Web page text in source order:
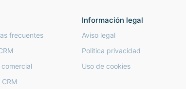
frecuentes
CRM
Información legal
Aviso legal
Política privacidad
Uso de cookies